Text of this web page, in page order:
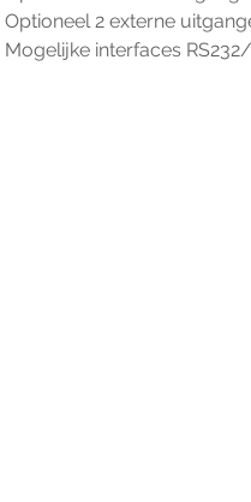
Optioneel 2 externe
Mogelijke interfaces